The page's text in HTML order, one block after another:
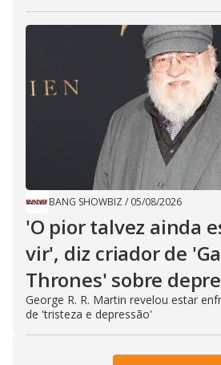
BANG SHOWBIZ / 05/08/2026
'O pior talvez ainda
vir', diz criador de
Thrones' sobre
George R. R. Martin revelou estar
de 'tristeza e depressão'